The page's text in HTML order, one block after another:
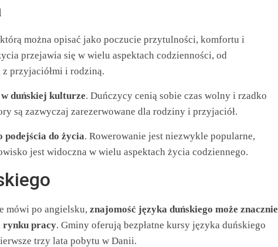
można opisać jako poczucie przytulności, komfortu i
przejawia się w wielu aspektach codzienności, od
przyjaciółmi i rodziną.
duńskiej kulturze. Duńczycy cenią sobie czas wolny i rzadko
są zazwyczaj zarezerwowane dla rodziny i przyjaciół.
podejścia do życia. Rowerowanie jest niezwykle popularne,
jest widoczna w wielu aspektach życia codziennego.
mówi po angielsku, znajomość języka duńskiego może znacznie
rynku pracy. Gminy oferują bezpłatne kursy języka duńskiego
trzy lata pobytu w Danii.